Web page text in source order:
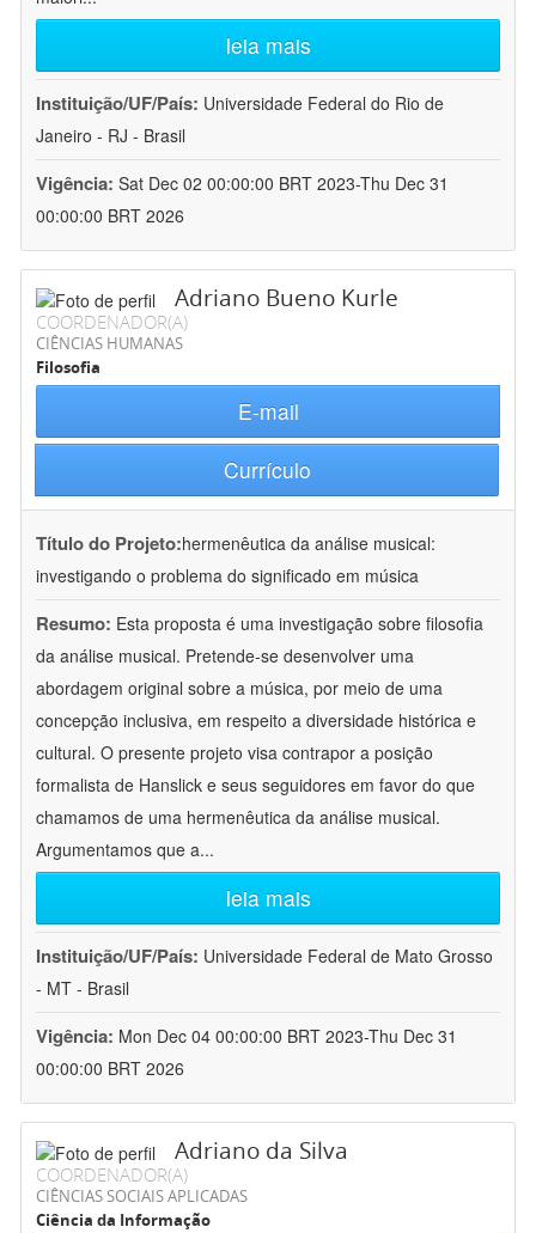
leia mais
Instituição/UF/País: Universidade Federal do Rio de
Janeiro - RJ - Brasil
Vigência: Sat Dec 02 00:00:00 BRT 2023-Thu Dec 31
00:00:00 BRT 2026
Adriano Bueno Kurle
COORDENADOR(A)
CIÊNCIAS HUMANAS
Filosofia
E-mail
Currículo
Título do Projeto:hermenêutica da análise musical:
investigando o problema do significado em música
Resumo: Esta proposta é uma investigação sobre filosofia
da análise musical. Pretende-se desenvolver uma
abordagem original sobre a música, por meio de uma
concepção inclusiva, em respeito a diversidade histórica e
cultural. O presente projeto visa contrapor a posição
formalista de Hanslick e seus seguidores em favor do que
chamamos de uma hermenêutica da análise musical.
Argumentamos que a...
leia mais
Instituição/UF/País: Universidade Federal de Mato Grosso
- MT - Brasil
Vigência: Mon Dec 04 00:00:00 BRT 2023-Thu Dec 31
00:00:00 BRT 2026
Adriano da Silva
COORDENADOR(A)
CIÊNCIAS SOCIAIS APLICADAS
Ciência da Informação